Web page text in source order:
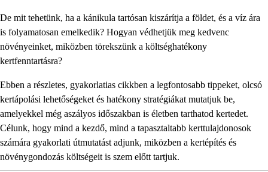
De mit tehetünk, ha a kánikula tartósan kiszárítja a földet, és a víz ára
is folyamatosan emelkedik? Hogyan védhetjük meg kedvenc
növényeinket, miközben törekszünk a költséghatékony
kertfenntartásra?
Ebben a részletes, gyakorlatias cikkben a legfontosabb tippeket, olcsó
kertápolási lehetőségeket és hatékony stratégiákat mutatjuk be,
amelyekkel még aszályos időszakban is életben tarthatod kertedet.
Célunk, hogy mind a kezdő, mind a tapasztaltabb kerttulajdonosok
számára gyakorlati útmutatást adjunk, miközben a kertépítés és
növénygondozás költségeit is szem előtt tartjuk.